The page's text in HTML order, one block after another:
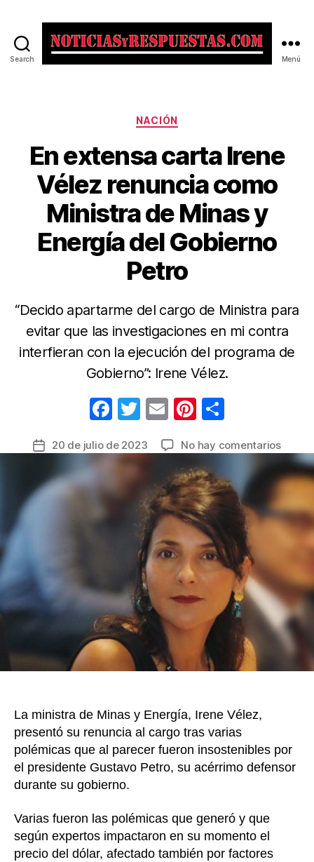
Search Menú
Categorías
NACIÓN
En extensa carta Irene
Vélez renuncia como
Ministra de Minas y
Energía del Gobierno
Petro
“Decido apartarme del cargo de Ministra para
evitar que las investigaciones en mi contra
interfieran con la ejecución del programa de
Gobierno”: Irene Vélez.
F
c
e
b
T
itt
E
ail
Pi
er
e
st
m
p
ar
tir
Fecha
entrada
20 de julio de 2023 No hay comentariosen
En
Irene
Vélez
de
Minas
del
Petro
La ministra de Minas y Energía, Irene Vélez,
presentó su renuncia al cargo tras varias
polémicas que al parecer fueron insostenibles por
el presidente Gustavo Petro, su acérrimo defensor
durante su gobierno.
Varias fueron las polémicas que generó y que
según expertos impactaron en su momento el
precio del dólar, afectado también por factores